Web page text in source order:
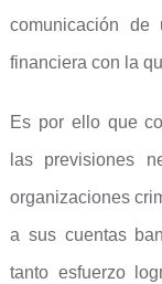
comunicación de
financiera con la
Es por ello que
las previsiones
organizaciones
a sus cuentas
tanto esfuerzo